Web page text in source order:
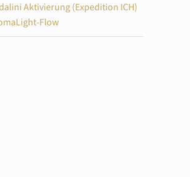
Aktivierung (Expedition ICH)
Flow